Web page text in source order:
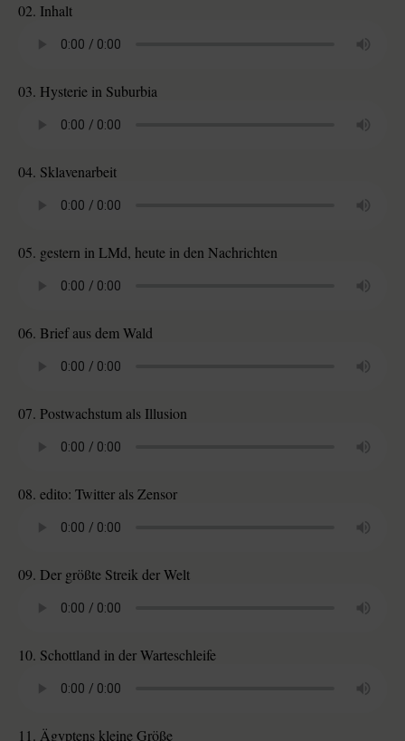
02. Inhalt
03. Hysterie in Suburbia
04. Sklavenarbeit
05. gestern in LMd, heute in den Nachrichten
06. Brief aus dem Wald
07. Postwachstum als Illusion
08. edito: Twitter als Zensor
09. Der größte Streik der Welt
10. Schottland in der Warteschleife
11. Ägyptens kleine Größe